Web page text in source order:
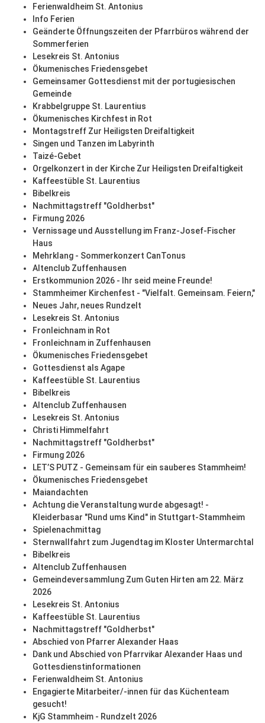
Ferienwaldheim St. Antonius
Info Ferien
Geänderte Öffnungszeiten der Pfarrbüros während der
Sommerferien
Lesekreis St. Antonius
Ökumenisches Friedensgebet
Gemeinsamer Gottesdienst mit der portugiesischen
Gemeinde
Krabbelgruppe St. Laurentius
Ökumenisches Kirchfest in Rot
Montagstreff Zur Heiligsten Dreifaltigkeit
Singen und Tanzen im Labyrinth
Taizé-Gebet
Orgelkonzert in der Kirche Zur Heiligsten Dreifaltigkeit
Kaffeestüble St. Laurentius
Bibelkreis
Nachmittagstreff "Goldherbst"
Firmung 2026
Vernissage und Ausstellung im Franz-Josef-Fischer
Haus
Mehrklang - Sommerkonzert CanTonus
Altenclub Zuffenhausen
Erstkommunion 2026 - Ihr seid meine Freunde!
Stammheimer Kirchenfest - "Vielfalt. Gemeinsam. Feiern,"
Neues Jahr, neues Rundzelt
Lesekreis St. Antonius
Fronleichnam in Rot
Fronleichnam in Zuffenhausen
Ökumenisches Friedensgebet
Gottesdienst als Agape
Kaffeestüble St. Laurentius
Bibelkreis
Altenclub Zuffenhausen
Lesekreis St. Antonius
Christi Himmelfahrt
Nachmittagstreff "Goldherbst"
Firmung 2026
LET’S PUTZ - Gemeinsam für ein sauberes Stammheim!
Ökumenisches Friedensgebet
Maiandachten
Achtung die Veranstaltung wurde abgesagt! -
Kleiderbasar "Rund ums Kind" in Stuttgart-Stammheim
Spielenachmittag
Sternwallfahrt zum Jugendtag im Kloster Untermarchtal
Bibelkreis
Altenclub Zuffenhausen
Gemeindeversammlung Zum Guten Hirten am 22. März
2026
Lesekreis St. Antonius
Kaffeestüble St. Laurentius
Nachmittagstreff "Goldherbst"
Abschied von Pfarrer Alexander Haas
Dank und Abschied von Pfarrvikar Alexander Haas und
Gottesdienstinformationen
Ferienwaldheim St. Antonius
Engagierte Mitarbeiter/-innen für das Küchenteam
gesucht!
KjG Stammheim - Rundzelt 2026